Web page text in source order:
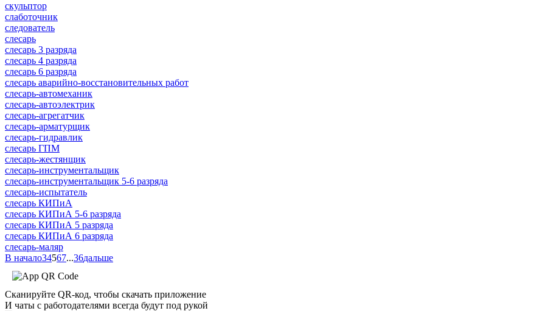
скульптор
слаботочник
следователь
слесарь
слесарь 3 разряда
слесарь 4 разряда
слесарь 6 разряда
слесарь аварийно-восстановительных работ
слесарь-автомеханик
слесарь-автоэлектрик
слесарь-агрегатчик
слесарь-арматурщик
слесарь-гидравлик
слесарь ГПМ
слесарь-жестянщик
слесарь-инструментальщик
слесарь-инструментальщик 5-6 разряда
слесарь-испытатель
слесарь КИПиА
слесарь КИПиА 5-6 разряда
слесарь КИПиА 5 разряда
слесарь КИПиА 6 разряда
слесарь-маляр
В начало34567...36дальше
Сканируйте QR-код, чтобы скачать приложение
И чаты с работодателями всегда будут под рукой